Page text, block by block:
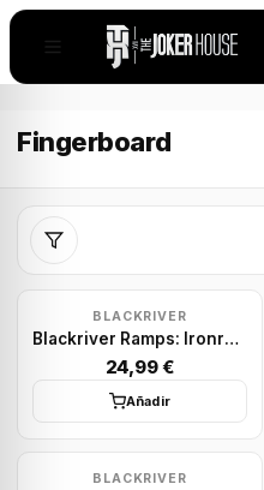
Fingerboard
BLACKRIVER
Blackriver Ramps: Ironrail Round Gold
24,99 €
Añadir
BLACKRIVER